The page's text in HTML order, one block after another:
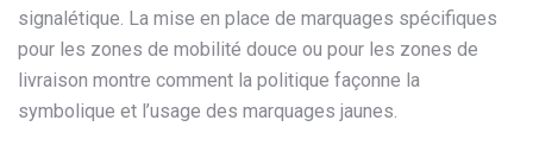
signalétique. La mise en place de marquages spécifiques
pour les zones de mobilité douce ou pour les zones de
livraison montre comment la politique façonne la
symbolique et l’usage des marquages jaunes.